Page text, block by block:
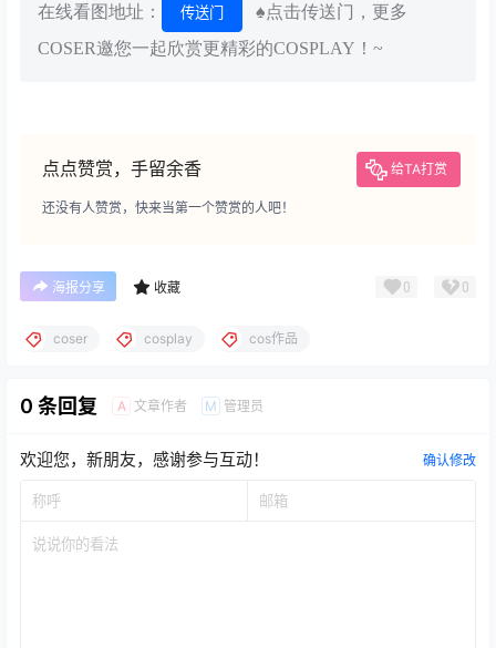
在线看图地址： 传送门
♠点击传送门，更多
COSER邀您一起欣赏更精彩的COSPLAY！~
点点赞赏，手留余香 给TA打赏
还没有人赞赏，快来当第一个赞赏的人吧！
海报分享 收藏 0 0
coser cosplay cos作品
0 条回复 A 文章作者 M 管理员
欢迎您，新朋友，感谢参与互动！ 确认修改